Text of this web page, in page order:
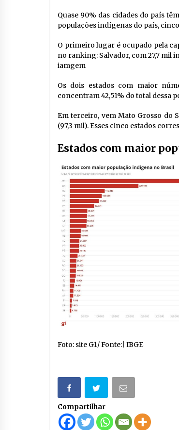
Quase 90% das cidades do país
populações indígenas do país,
O primeiro lugar é ocupado pela
no ranking: Salvador, com 27,7 mil
iamgem
Os dois estados com maior
concentram 42,51% do total dessa
Em terceiro, vem Mato Grosso do
(97,3 mil). Esses cinco estados
Estados com maior
Foto: site G1/ Fonte:| IBGE
Compartilhar